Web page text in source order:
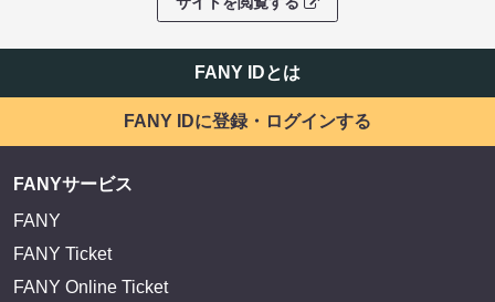
FANY IDとは
FANY IDに登録・ログインする
FANYサービス
FANY
FANY Ticket
FANY Online Ticket